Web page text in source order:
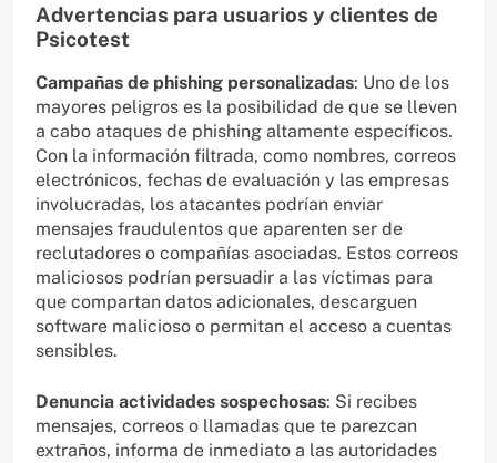
Advertencias para usuarios y clientes de
Psicotest
Campañas de phishing personalizadas: Uno de los
mayores peligros es la posibilidad de que se lleven
a cabo ataques de phishing altamente específicos.
Con la información filtrada, como nombres, correos
electrónicos, fechas de evaluación y las empresas
involucradas, los atacantes podrían enviar
mensajes fraudulentos que aparenten ser de
reclutadores o compañías asociadas. Estos correos
maliciosos podrían persuadir a las víctimas para
que compartan datos adicionales, descarguen
software malicioso o permitan el acceso a cuentas
sensibles.
Denuncia actividades sospechosas: Si recibes
mensajes, correos o llamadas que te parezcan
extraños, informa de inmediato a las autoridades